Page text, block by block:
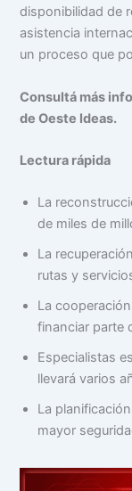
disponibilidad de
asistencia
un proceso que
Consultá más
de Oeste Ideas.
Lectura rápida
La
de miles de
La
rutas y
La
financiar parte
Especialistas
llevará varios
La
mayor